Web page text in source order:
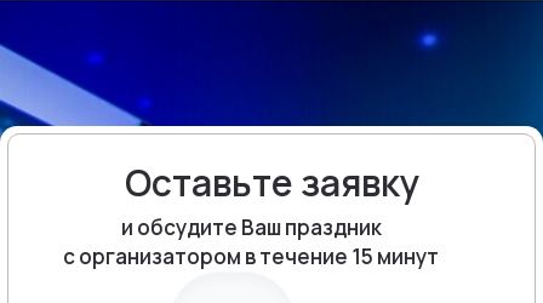
Оставьте заявку
и обсудите Ваш праздник
с организатором в течение 15 минут